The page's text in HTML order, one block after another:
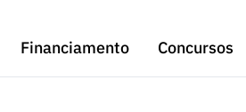
Financiamento
Concursos